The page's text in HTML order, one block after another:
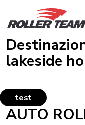
lakeside
test
AUTO